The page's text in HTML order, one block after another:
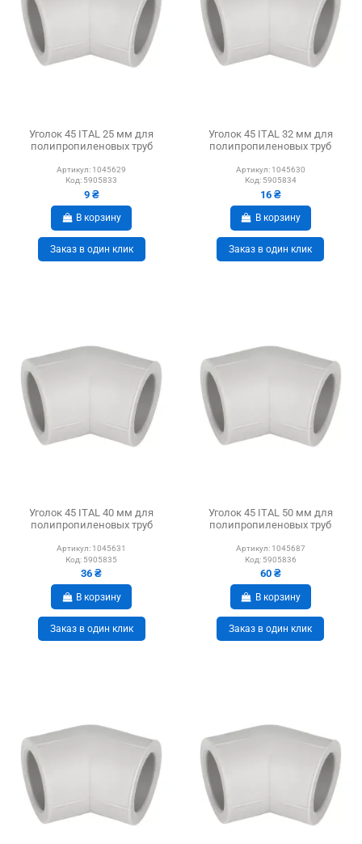
Уголок 45 ITAL 25 мм для
полипропиленовых труб
Артикул: 1045629
Код: 5905833
9 ₴
В корзину
Заказ в один клик
Уголок 45 ITAL 32 мм для
полипропиленовых труб
Артикул: 1045630
Код: 5905834
16 ₴
В корзину
Заказ в один клик
Уголок 45 ITAL 40 мм для
полипропиленовых труб
Артикул: 1045631
Код: 5905835
36 ₴
В корзину
Заказ в один клик
Уголок 45 ITAL 50 мм для
полипропиленовых труб
Артикул: 1045687
Код: 5905836
60 ₴
В корзину
Заказ в один клик